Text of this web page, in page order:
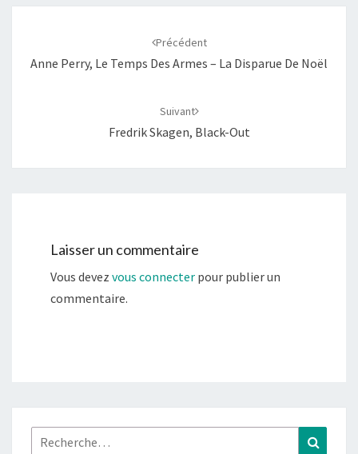
Précédent
Anne Perry, Le Temps Des Armes – La Disparue De Noël
Suivant
Fredrik Skagen, Black-Out
Laisser un commentaire
Vous devez vous connecter pour publier un
commentaire.
Rechercher :